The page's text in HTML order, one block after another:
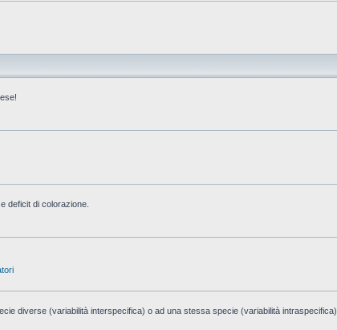
deficit di colorazione.
diverse (variabilità interspecifica) o ad una stessa specie (variabilità intraspecifica)